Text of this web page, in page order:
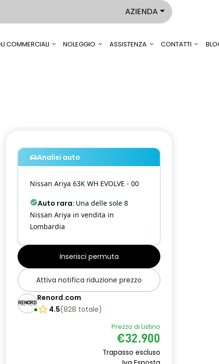
AZIENDA
COMMERCIALI NOLEGGIO ASSISTENZA CONTATTI
Analisi auto
Nissan Ariya 63K WH EVOLVE - 00
Auto rara: Una delle sole 8
Nissan Ariya in vendita in
Lombardia
Inserisci permuta
Attiva notifica riduzione prezzo
Renord.com
4.5(828 totale)
Prezzo di Listino
€32.900
Trapasso escluso